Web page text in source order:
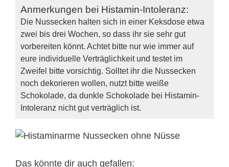
Anmerkungen bei Histamin-Intoleranz:
Die Nussecken halten sich in einer Keksdose etwa
zwei bis drei Wochen, so dass ihr sie sehr gut
vorbereiten könnt. Achtet bitte nur wie immer auf
eure individuelle Verträglichkeit und testet im
Zweifel bitte vorsichtig. Solltet ihr die Nussecken
noch dekorieren wollen, nutzt bitte weiße
Schokolade, da dunkle Schokolade bei Histamin-
Intoleranz nicht gut verträglich ist.
Das könnte dir auch gefallen: